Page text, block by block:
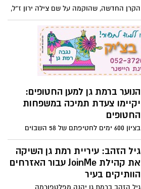
בציון 600 ימים לחטיפתם של 58 השבוים
גן צעדת תמיכה במשפחות החטופים
שתתקיים בפארק הלאומי
גיל הזהב: עיריית רמת גן השיקה
את קהילת JoinMe עבור האזרחים
הוותיקים בעיר
גיל הזהב ברמת גן יהנה מפלטפורמה
קהילתית ודיגיטלית שמיועדת לעידוד יוזמות,
חיבורים חברתיים ופעילות ציבורית בקרב בני
60 ומעלה
גופת גבר אותרה בדירה ברחוב
קריניצי במצב ריקבון מתקדם
ריח רע שעלה מדירת המגורים בבניין ברחוב
קריניצי עוררה את חשד השכנים שהזעיקו את
רמת-גן מצדיעה לווטרנים: מציינים
80 שנים לניצחון על גרמניה
הנאצית
התערוכה "80 רגעים לניצחון" שמוצגת בכיכר